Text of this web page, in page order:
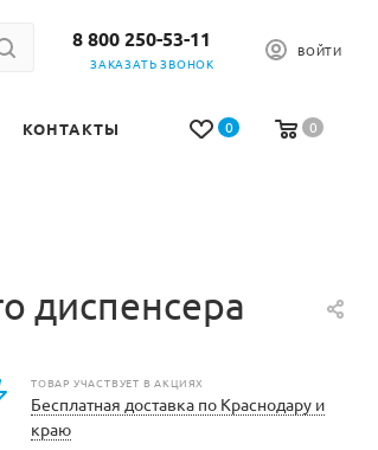
8 800 250-53-11
ЗАКАЗАТЬ ЗВОНОК
ВОЙТИ
0 0
КОНТАКТЫ
диспенсера
ТОВАР УЧАСТВУЕТ В АКЦИЯХ
Бесплатная доставка по Краснодару и
краю